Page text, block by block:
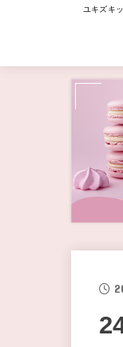
ユキズキ